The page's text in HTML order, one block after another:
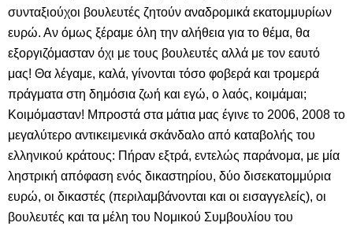
συνταξιούχοι βουλευτές ζητούν αναδρομικά εκατομμυρίων
ευρώ. Αν όμως ξέραμε όλη την αλήθεια για το θέμα, θα
εξοργιζόμασταν όχι με τους βουλευτές αλλά με τον εαυτό
μας! Θα λέγαμε, καλά, γίνονται τόσο φοβερά και τρομερά
πράγματα στη δημόσια ζωή και εγώ, ο λαός, κοιμάμαι;
Κοιμόμασταν! Μπροστά στα μάτια μας έγινε το 2006, 2008 το
μεγαλύτερο αντικειμενικά σκάνδαλο από καταβολής του
ελληνικού κράτους: Πήραν εξτρά, εντελώς παράνομα, με μία
ληστρική απόφαση ενός δικαστηρίου, δύο δισεκατομμύρια
ευρώ, οι δικαστές (περιλαμβάνονται και οι εισαγγελείς), οι
βουλευτές και τα μέλη του Νομικού Συμβουλίου του